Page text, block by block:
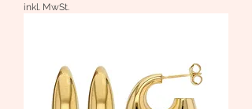
inkl. MwSt.